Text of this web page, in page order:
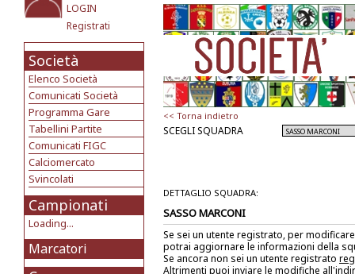
LOGIN
Registrati
Società
Elenco Società
Comunicati Società
Programma Gare
Tabellini Partite
Comunicati FIGC
Calciomercato
Svincolati
Campionati
Loading...
Marcatori
<< Torna indietro
SCEGLI SQUADRA
DETTAGLIO SQUADRA:
SASSO MARCONI
Se sei un utente registrato, per
potrai aggiornare le informazioni della
Se ancora non sei un utente registrato
Altrimenti puoi inviare le modifiche